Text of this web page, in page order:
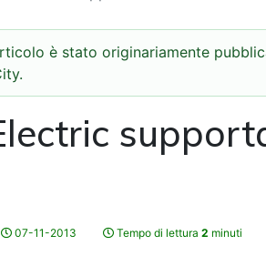
è stato originariamente
07-11-2013 Tempo di lettura 2 minuti